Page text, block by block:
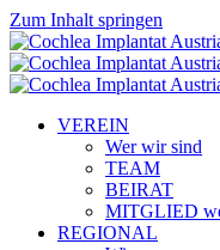
Zum Inhalt springen
VEREIN
Wer wir sind
TEAM
BEIRAT
MITGLIED
REGIONAL